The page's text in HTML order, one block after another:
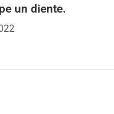
un diente.